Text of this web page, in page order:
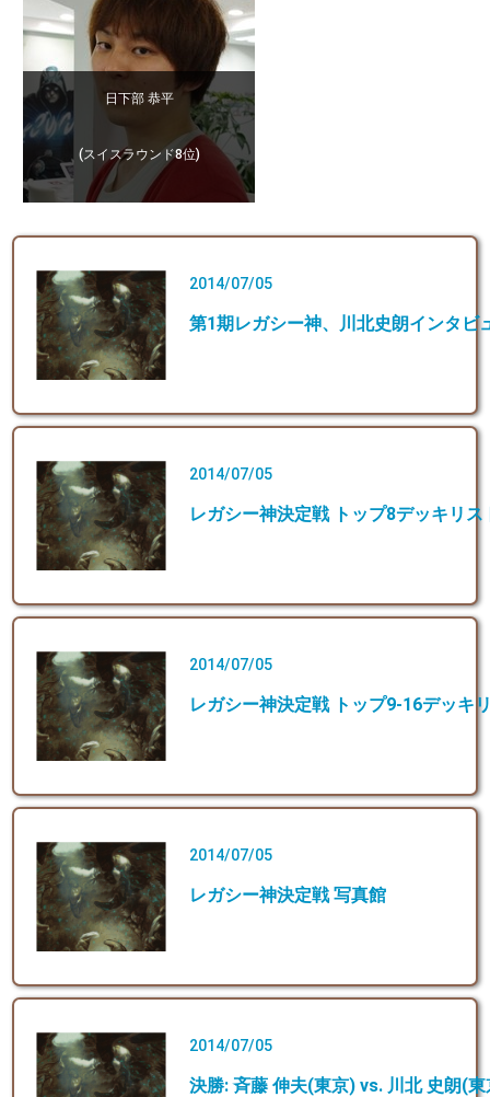
日下部 恭平
(スイスラウンド8位)
2014/07/05
第1期レガシー神、川北史朗インタビ
2014/07/05
レガシー神決定戦 トップ8デッキリス
2014/07/05
レガシー神決定戦 トップ9-16デッキ
2014/07/05
レガシー神決定戦 写真館
2014/07/05
決勝: 斉藤 伸夫(東京) vs. 川北 史朗(